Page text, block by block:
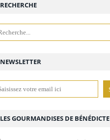
NEWSLETTER
RECHERCHE
LES GOURMANDISES DE BÉNÉDICTE